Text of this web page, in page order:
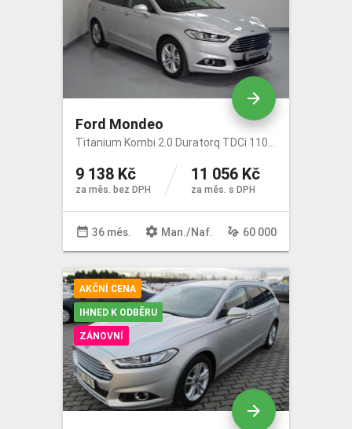
Ford Mondeo
Titanium Kombi 2.0 Duratorq TDCi 110kW/150k
9 138 Kč
za měs. bez DPH
11 056 Kč
za měs. s DPH
date_range 36 měs. settings Man./Naf. gesture 60 000
arrow_forward
arrow_forward
AKČNÍ CENA
IHNED K ODBĚRU
ZÁNOVNÍ